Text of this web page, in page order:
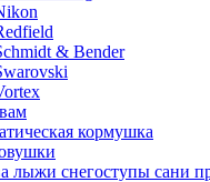
& Bender
кормушка
лыжи снегоступы сани